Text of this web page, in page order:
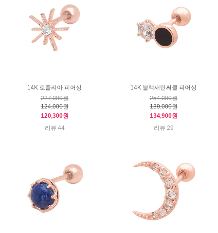
14K 로즐리아 피어싱
227,000원
124,000원
120,300원
리뷰 44
14K 블랙새틴써클 피어싱
254,000원
139,000원
134,900원
리뷰 29